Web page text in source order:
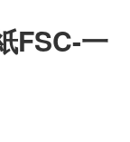
FSC-一